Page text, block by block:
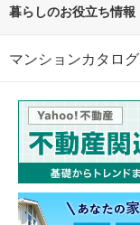
暮らしのお役立ち情報
マンションカタログ